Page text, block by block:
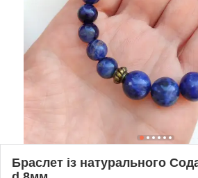
Браслет із натурального